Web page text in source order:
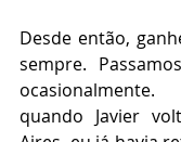
Desde então,
sempre.
quando Javier